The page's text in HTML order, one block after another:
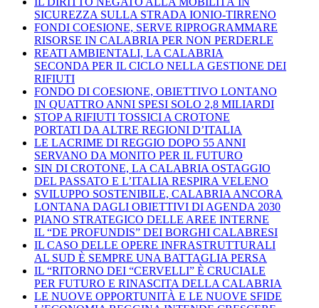
SICUREZZA SULLA STRADA IONIO-TIRRENO
FONDI COESIONE, SERVE RIPROGRAMMARE
RISORSE IN CALABRIA PER NON PERDERLE
REATI AMBIENTALI, LA CALABRIA
SECONDA PER IL CICLO NELLA GESTIONE DEI
RIFIUTI
FONDO DI COESIONE, OBIETTIVO LONTANO
IN QUATTRO ANNI SPESI SOLO 2,8 MILIARDI
STOP A RIFIUTI TOSSICI A CROTONE
PORTATI DA ALTRE REGIONI D’ITALIA
LE LACRIME DI REGGIO DOPO 55 ANNI
SERVANO DA MONITO PER IL FUTURO
SIN DI CROTONE, LA CALABRIA OSTAGGIO
DEL PASSATO E L’ITALIA RESPIRA VELENO
SVILUPPO SOSTENIBILE, CALABRIA ANCORA
LONTANA DAGLI OBIETTIVI DI AGENDA 2030
PIANO STRATEGICO DELLE AREE INTERNE
IL “DE PROFUNDIS” DEI BORGHI CALABRESI
IL CASO DELLE OPERE INFRASTRUTTURALI
AL SUD È SEMPRE UNA BATTAGLIA PERSA
IL “RITORNO DEI “CERVELLI” È CRUCIALE
PER FUTURO E RINASCITA DELLA CALABRIA
LE NUOVE OPPORTUNITÀ E LE NUOVE SFIDE